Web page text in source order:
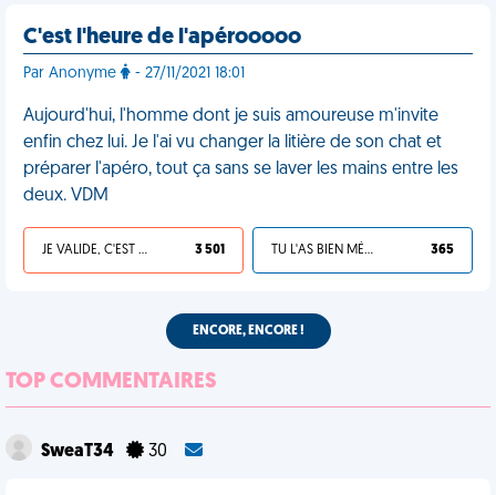
C'est l'heure de l'apérooooo
Par Anonyme - 27/11/2021 18:01
Aujourd'hui, l'homme dont je suis amoureuse m'invite
enfin chez lui. Je l'ai vu changer la litière de son chat et
préparer l'apéro, tout ça sans se laver les mains entre les
deux. VDM
JE VALIDE, C'EST UNE VDM 3 501 TU L'AS BIEN MÉRITÉ 365
ENCORE, ENCORE !
TOP COMMENTAIRES
SweaT34 30